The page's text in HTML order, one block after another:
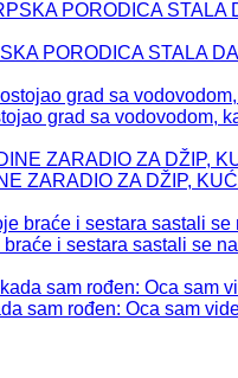
PORODICA STALA
grad sa vodovodom,
ZARADIO ZA DŽIP,
i sestara sastali se
sam rođen: Oca sam